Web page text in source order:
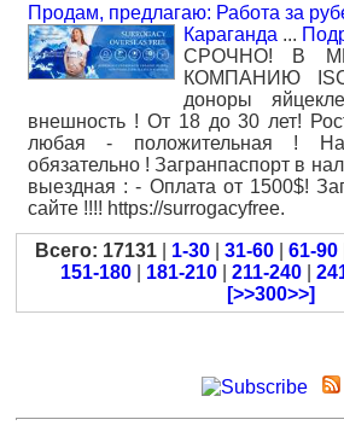
Продам, предлагаю: Работа за
Караганда ...
СРОЧНО! В
КОМПАНИЮ
доноры
внешность ! От 18 до 30 лет!
любая - положительная !
обязательно ! Загранпаспорт в
выездная : - Оплата от 1500$!
сайте !!!! https://surrogacyfree.
Всего: 17131| 1-30| 31-60| 61-90|
151-180| 181-210| 211-240|
[>>300>>]